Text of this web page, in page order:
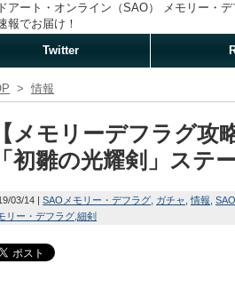
アート・オンライン（SAO） メモリー・
報でお届け！
Twitter
> 情報
【メモリーデフラグ
「初雛の光耀剣」ステ
03/14 SAOメモリー・デフラグ ガチャ 情報 SAO
リー・デフラグ 細剣